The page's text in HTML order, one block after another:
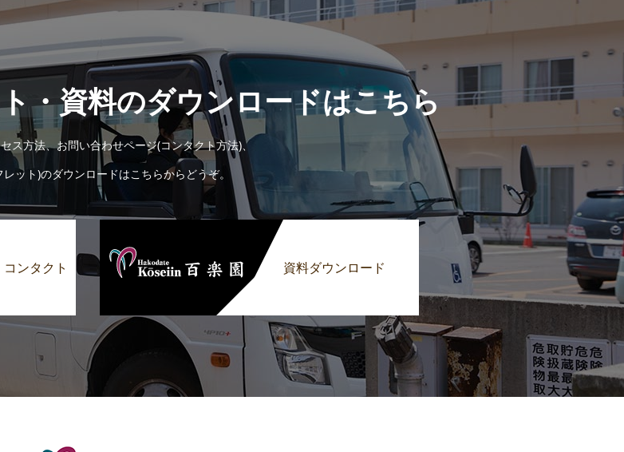
・資料のダウンロードはこちら
ス方法、お問い合わせページ(コンタクト方法)、
レット)のダウンロードはこちらからどうぞ。
ンタクト 資料ダウンロード